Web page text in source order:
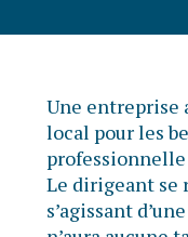
Une entreprise
local pour les
professionnelle
Le dirigeant se
s’agissant